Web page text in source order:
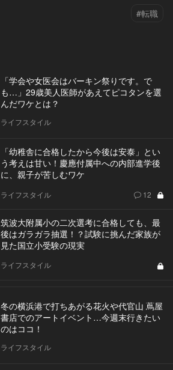
#転職
「学会や女医会はバーキン祭りです。で
も…」29歳美人医師があえてピコタンを選
んだワケとは？
ライフスタイル
「幼稚舎に合格したから今後は安泰」とい
う考えは甘い！慶應付属中への内部進学後
に、親子が苦しむワケ
ライフスタイル 12
筑波大附属小の二次選考に合格しても、最
後はガラガラ抽選！？試験に挑んだ家族が
見た国立小受験の現実
ライフスタイル
冬の横浜港で打ちあがる花火や代官山 蔦屋
書店でのアートイベント…今週末行きたい
のはココ！
ライフスタイル